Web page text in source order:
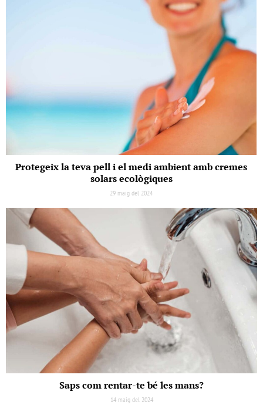
Protegeix la teva pell i el medi ambient amb cremes
solars ecològiques
29 maig del 2024
Saps com rentar-te bé les mans?
14 maig del 2024